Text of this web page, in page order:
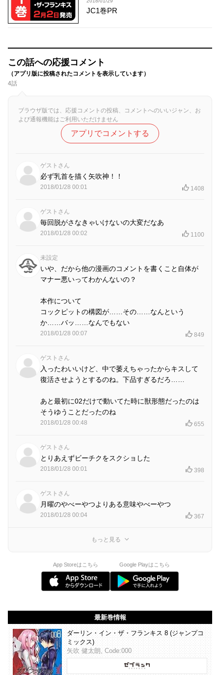
JC1巻PR
この話への応援コメント
（アプリ版に投稿されたコメントを表示しています）
4話
ブラウザ版では、応援コメントの投稿、コメントへのいいジャン、お
よび通報機能はご利用いただけません
アプリでコメントする
ゲストさん
必ず乳首を描く矢吹神！！
2018/01/28 00:01 1408
ゲストさん
毎回脱がさなきゃいけないの大変だなあ
2018/01/28 00:02 1100
未設定
いや、だから他の漫画のコメントを書くこと自体が
マナー悪いってわかんないの？
本作について
コックピットの構図が……その……なんという
か……バッ……なんでもない
2018/01/28 00:07 849
ゲストさん
入ったわいいけど、中で萎えちゃったからキスして
復活させようとするのね。下品すぎるだろ……
あと最初に02だけで動いてた時に獣形態だったのは
そうゆうことだったのね
2018/01/28 00:48 655
ゲストさん
とりあえずビーチクをスクショした
2018/01/28 00:01 398
ゲストさん
月曜のやべーやつよりある意味やべーやつ
2018/01/28 00:04 367
もっと見る
App Storeはこちら Google Playはこちら
最新巻情報
ダーリン・イン・ザ・フランキス 8 (ジャンプコ
ミックス)
矢吹 健太朗, Code:000